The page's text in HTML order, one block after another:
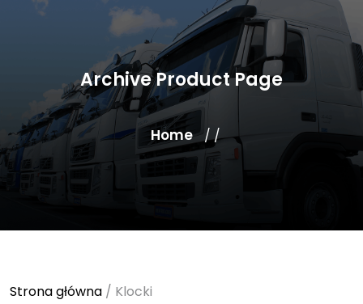
Archive Product Page
Home / /
Strona główna / Klocki